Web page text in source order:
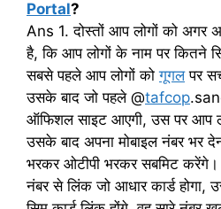
Portal?
Ans 1. दोस्तों आप लोगों को अगर
है, कि आप लोगों के नाम पर कितने
सबसे पहले आप लोगों कोगूगलपर
उसके बाद जो पहले @tafcop
ऑफिशल साइट आएगी, उस पर आप
उसके बाद अपना मोबाइल नंबर भर
भरकर ओटीपी भरकर सबमिट
नंबर से लिंक जो आधार कार्ड होगा,